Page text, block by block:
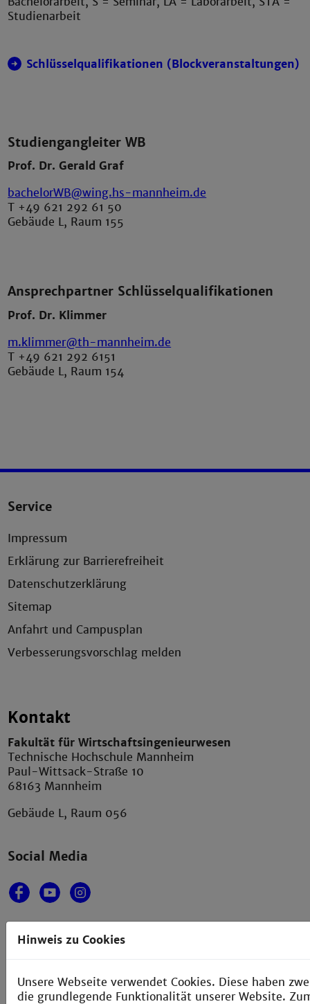
Studienarbeit
Schlüsselqualifikationen (Blockveranstaltungen)
Studiengangleiter WB
Prof. Dr. Gerald Graf
bachelorWB@wing.hs-mannheim.de
T +49 621 292 61 50
Gebäude L, Raum 155
Ansprechpartner Schlüsselqualifikationen
Prof. Dr. Klimmer
m.klimmer@th-mannheim.de
T +49 621 292 6151
Gebäude L, Raum 154
Service
Impressum
Erklärung zur Barrierefreiheit
Datenschutzerklärung
Sitemap
Anfahrt und Campusplan
Verbesserungsvorschlag melden
Kontakt
Fakultät für Wirtschaftsingenieurwesen
Technische Hochschule Mannheim
Paul-Wittsack-Straße 10
68163 Mannheim
Gebäude L, Raum 056
Social Media
Montag bis Freitag von 9:30 - 11:30 Uhr
Hinweis zu Cookies
Unsere Webseite verwendet Cookies. Diese haben
die grundlegende Funktionalität unserer Website.